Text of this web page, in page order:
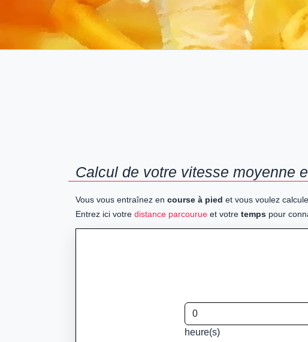
Calcul de votre vitesse moyenne
Vous vous entraînez en course à pied et vous voulez
Entrez ici votre distance parcourue et votre temps pour
heure(s)